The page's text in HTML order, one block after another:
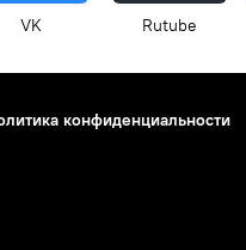
VK Rutube
конфиденциальности